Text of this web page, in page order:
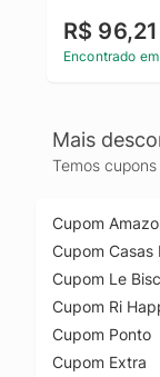
R$ 96,21
Encontrado
Mais
Temos
Cupom
Cupom Casas
Cupom Le
Cupom Ri
Cupom Ponto
Cupom Extra